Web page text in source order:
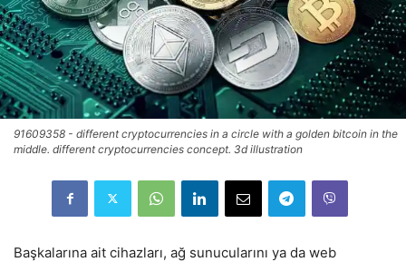
91609358 - different cryptocurrencies in a circle with a golden bitcoin in the
middle. different cryptocurrencies concept. 3d illustration
Başkalarına ait cihazları, ağ sunucularını ya da web